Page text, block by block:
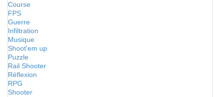
Course
FPS
Guerre
Infiltration
Musique
Shoot'em up
Puzzle
Rail Shooter
Réflexion
RPG
Shooter